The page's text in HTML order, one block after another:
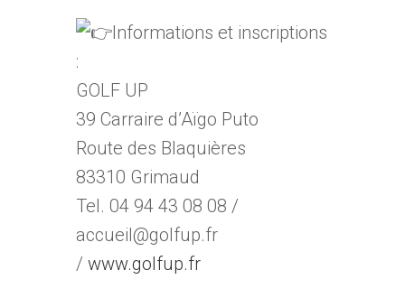
Informations et inscriptions
:
GOLF UP
39 Carraire d’Aïgo Puto
Route des Blaquières
83310 Grimaud
Tel. 04 94 43 08 08 /
accueil@golfup.fr
/ www.golfup.fr